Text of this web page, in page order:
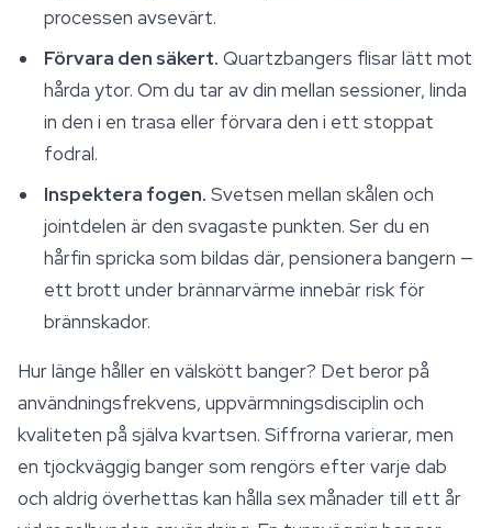
processen avsevärt.
Förvara den säkert. Quartzbangers flisar lätt mot
hårda ytor. Om du tar av din mellan sessioner, linda
in den i en trasa eller förvara den i ett stoppat
fodral.
Inspektera fogen. Svetsen mellan skålen och
jointdelen är den svagaste punkten. Ser du en
hårfin spricka som bildas där, pensionera bangern —
ett brott under brännarvärme innebär risk för
brännskador.
Hur länge håller en välskött banger? Det beror på
användningsfrekvens, uppvärmningsdisciplin och
kvaliteten på själva kvartsen. Siffrorna varierar, men
en tjockväggig banger som rengörs efter varje dab
och aldrig överhettas kan hålla sex månader till ett år